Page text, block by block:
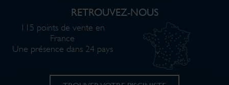
RETROUVEZ-NOUS
115 points de vente en
France
Une présence dans 24 pays